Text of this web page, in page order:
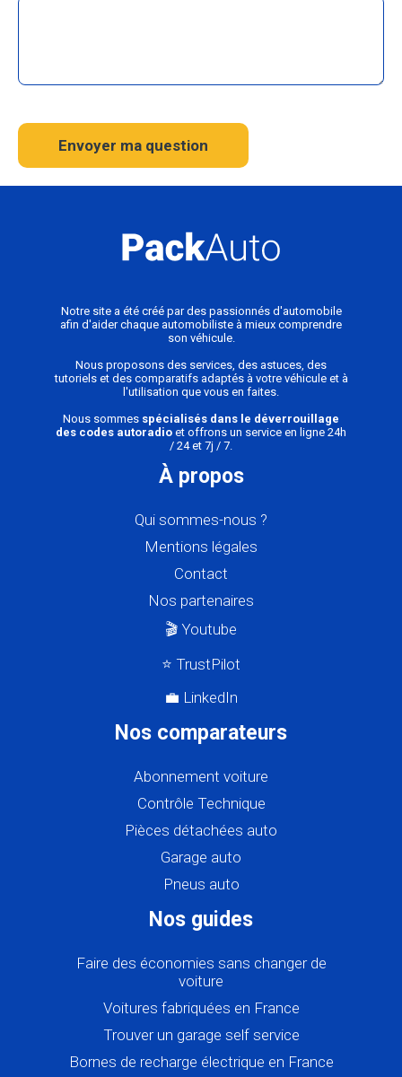
Envoyer ma question
Notre site a été créé par des passionnés d'automobile
afin d'aider chaque automobiliste à mieux comprendre
son véhicule.
Nous proposons des services, des astuces, des
tutoriels et des comparatifs adaptés à votre véhicule et à
l'utilisation que vous en faites.
Nous sommes spécialisés dans le déverrouillage
des codes autoradio et offrons un service en ligne 24h
/ 24 et 7j / 7.
À propos
Qui sommes-nous ?
Mentions légales
Contact
Nos partenaires
🎬 Youtube
⭐ TrustPilot
💼 LinkedIn
Nos comparateurs
Abonnement voiture
Contrôle Technique
Pièces détachées auto
Garage auto
Pneus auto
Nos guides
Faire des économies sans changer de
voiture
Voitures fabriquées en France
Trouver un garage self service
Bornes de recharge électrique en France